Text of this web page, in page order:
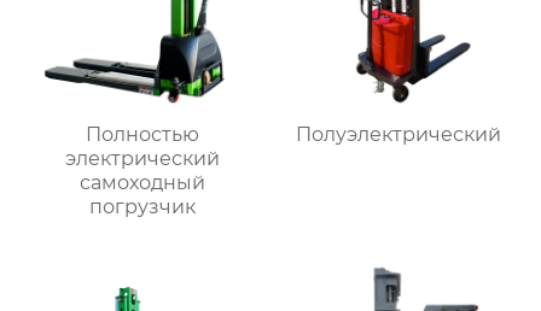
Полностью
электрический
самоходный
погрузчик
Полуэлектрический